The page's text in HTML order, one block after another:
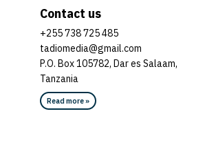
Contact us
+255 738 725 485
tadiomedia@gmail.com
P.O. Box 105782, Dar es Salaam,
Tanzania
Read more »